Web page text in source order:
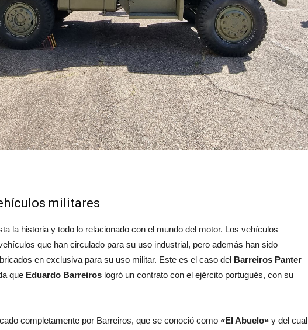
militares
la historia y todo lo relacionado con el mundo del motor. Los vehículos
que han circulado para su uso industrial, pero además han sido
en exclusiva para su uso militar. Este es el caso del Barreiros Panter
que Eduardo Barreiros logró un contrato con el ejército portugués, con su
completamente por Barreiros, que se conoció como «El Abuelo» y del cual